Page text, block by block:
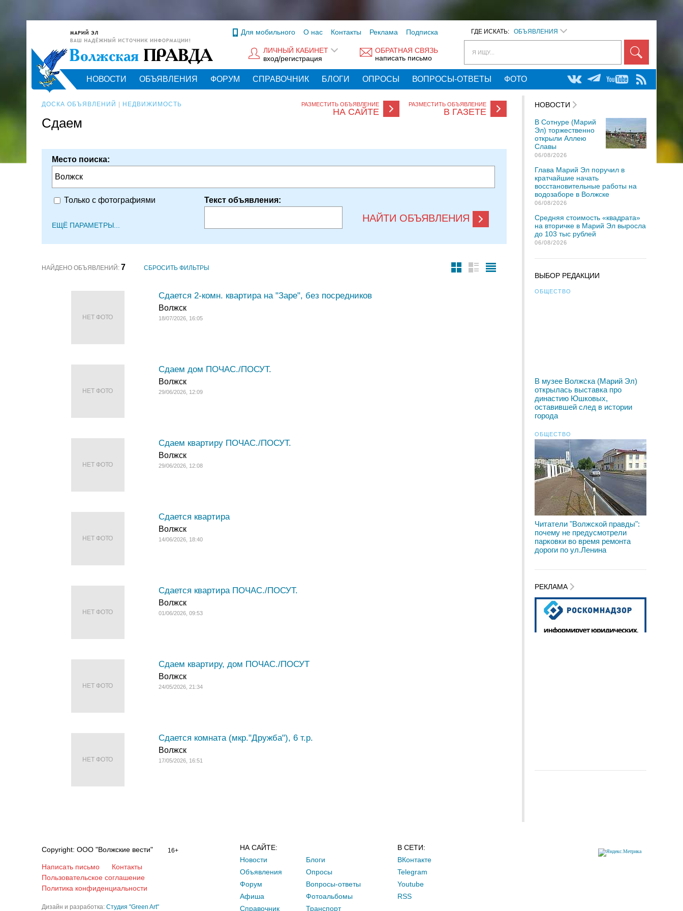
ГДЕ ИСКАТЬ: ОБЪЯВЛЕНИЯ
Я ИЩУ...
Для мобильного О нас Контакты Реклама Подписка
ОБРАТНАЯ СВЯЗЬ
написать письмо
ЛИЧНЫЙ КАБИНЕТ
вход/регистрация
НОВОСТИ ОБЪЯВЛЕНИЯ ФОРУМ СПРАВОЧНИК БЛОГИ ОПРОСЫ ВОПРОСЫ-ОТВЕТЫ ФОТО
РАЗМЕСТИТЬ ОБЪЯВЛЕНИЕ
НА САЙТЕ
РАЗМЕСТИТЬ ОБЪЯВЛЕНИЕ
В ГАЗЕТЕ
ДОСКА ОБЪЯВЛЕНИЙ НЕДВИЖИМОСТЬ
Сдаем
Место поиска:
Волжск
Только с фотографиями Текст объявления:
ЕЩЁ ПАРАМЕТРЫ...
НАЙТИ ОБЪЯВЛЕНИЯ
НАЙДЕНО ОБЪЯВЛЕНИЙ: 7 СБРОСИТЬ ФИЛЬТРЫ
НЕТ ФОТО
Сдается 2-комн. квартира на "Заре", без посредников
Волжск
18/07/2026, 16:05
НЕТ ФОТО
Сдаем дом ПОЧАС./ПОСУТ.
Волжск
29/06/2026, 12:09
НЕТ ФОТО
Сдаем квартиру ПОЧАС./ПОСУТ.
Волжск
29/06/2026, 12:08
НЕТ ФОТО
Сдается квартира
Волжск
14/06/2026, 18:40
НЕТ ФОТО
Сдается квартира ПОЧАС./ПОСУТ.
Волжск
01/06/2026, 09:53
НЕТ ФОТО
Сдаем квартиру, дом ПОЧАС./ПОСУТ
Волжск
24/05/2026, 21:34
НЕТ ФОТО
Сдается комната (мкр."Дружба"), 6 т.р.
Волжск
17/05/2026, 16:51
НОВОСТИ
В Сотнуре (Марий
Эл) торжественно
открыли Аллею
Славы
06/08/2026
Глава Марий Эл поручил в
кратчайшие начать
восстановительные работы на
водозаборе в Волжске
06/08/2026
Средняя стоимость «квадрата»
на вторичке в Марий Эл выросла
до 103 тыс рублей
06/08/2026
ВЫБОР РЕДАКЦИИ
ОБЩЕСТВО
В музее Волжска (Марий Эл)
открылась выставка про
династию Юшковых,
оставившей след в истории
города
ОБЩЕСТВО
Читатели "Волжской правды":
почему не предусмотрели
парковки во время ремонта
дороги по ул.Ленина
РЕКЛАМА
Copyright: ООО "Волжские вести" 16+
Написать письмо
Контакты
Пользовательское соглашение
Политика конфиденциальности
Дизайн и разработка: Студия "Green Art"
НА САЙТЕ:
Новости
Объявления
Форум
Афиша
Справочник
Блоги
Опросы
Вопросы-ответы
Фотоальбомы
Транспорт
В СЕТИ:
ВКонтакте
Telegram
Youtube
RSS